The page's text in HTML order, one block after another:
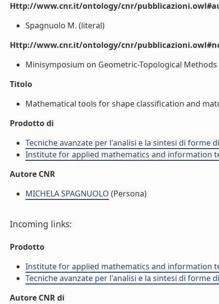
Http://www.cnr.it/ontology/cnr/
Spagnuolo M. (literal)
Http://www.cnr.it/ontology/cnr/
Minisymposium on Geometric-Topological
Titolo
Mathematical tools for shape classification and
Prodotto di
Tecniche avanzate per l'analisi e la sintesi di forme
Institute for applied mathematics and information
Autore CNR
MICHELA SPAGNUOLO (Persona)
Incoming links:
Prodotto
Institute for applied mathematics and information
Tecniche avanzate per l'analisi e la sintesi di forme
Autore CNR di